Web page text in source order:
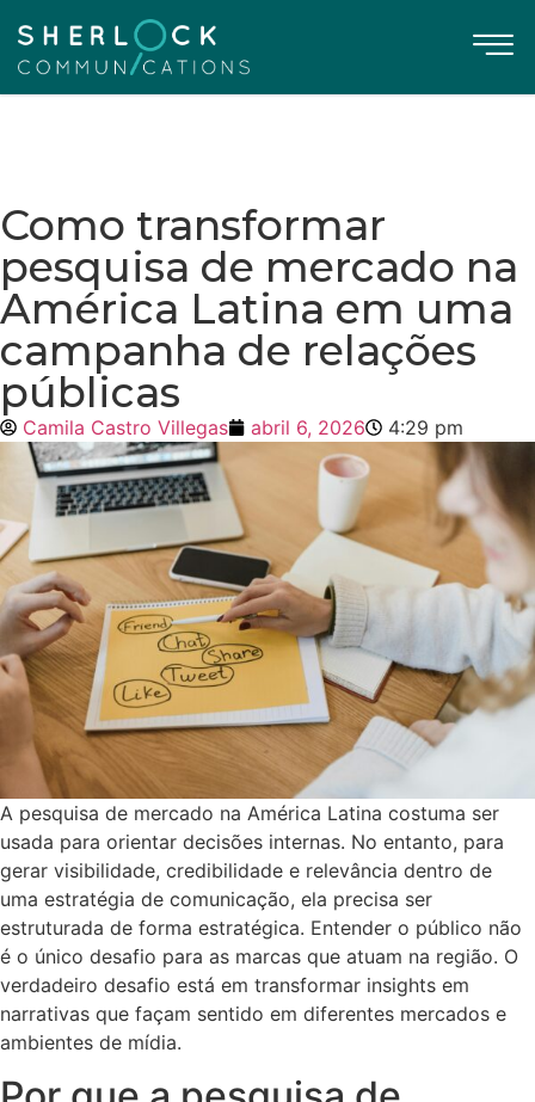
Como transformar
pesquisa de mercado na
América Latina em uma
campanha de relações
públicas
Camila Castro Villegas abril 6, 2026 4:29 pm
A pesquisa de mercado na América Latina costuma ser
usada para orientar decisões internas. No entanto, para
gerar visibilidade, credibilidade e relevância dentro de
uma estratégia de comunicação, ela precisa ser
estruturada de forma estratégica. Entender o público não
é o único desafio para as marcas que atuam na região. O
verdadeiro desafio está em transformar insights em
narrativas que façam sentido em diferentes mercados e
ambientes de mídia.